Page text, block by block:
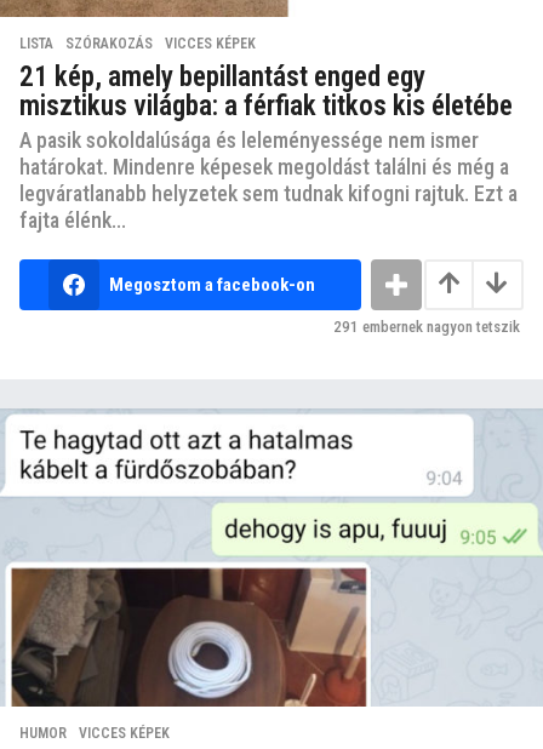
LISTA ,SZÓRAKOZÁS ,VICCES KÉPEK
21 kép, amely bepillantást enged egy
misztikus világba: a férfiak titkos kis életébe
A pasik sokoldalúsága és leleményessége nem ismer
határokat. Mindenre képesek megoldást találni és még a
legváratlanabb helyzetek sem tudnak kifogni rajtuk. Ezt a
fajta élénk...
Megosztom a facebook-on
291 embernek nagyon tetszik
HUMOR ,VICCES KÉPEK